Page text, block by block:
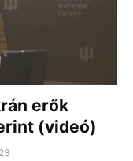
erők
(videó)